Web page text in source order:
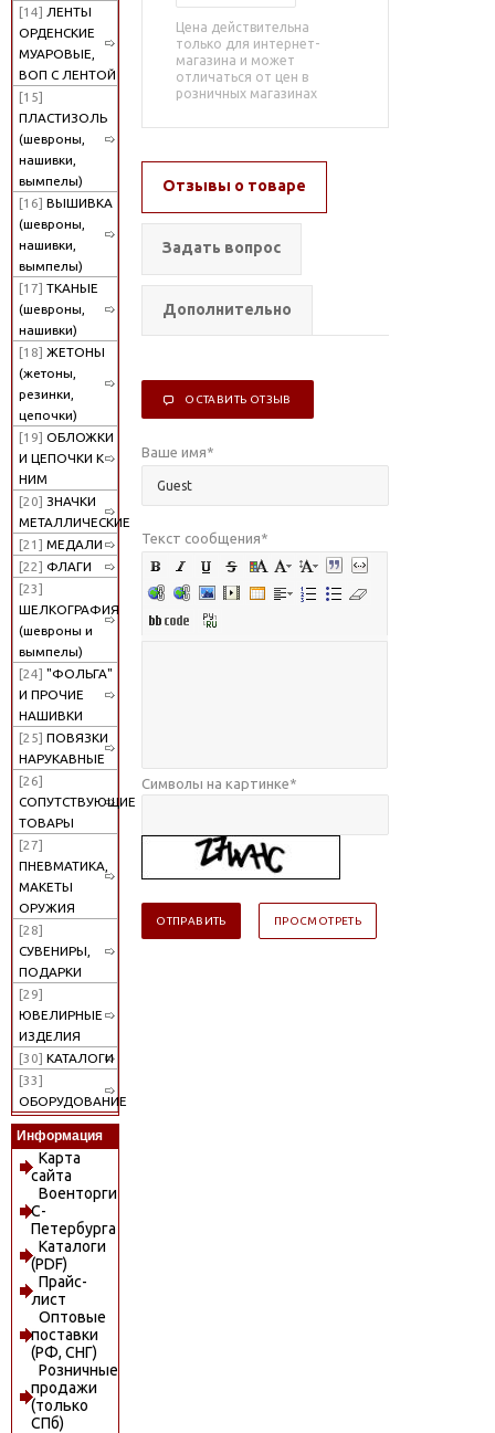
[14] ЛЕНТЫ
ОРДЕНСКИЕ
МУАРОВЫЕ,
ВОП С ЛЕНТОЙ
[15]
ПЛАСТИЗОЛЬ
(шевроны,
нашивки,
вымпелы)
[16] ВЫШИВКА
(шевроны,
нашивки,
вымпелы)
[17] ТКАНЫЕ
(шевроны,
нашивки)
[18] ЖЕТОНЫ
(жетоны,
резинки,
цепочки)
[19] ОБЛОЖКИ
И ЦЕПОЧКИ К
НИМ
[20] ЗНАЧКИ
МЕТАЛЛИЧЕСКИЕ
[21] МЕДАЛИ
[22] ФЛАГИ
[23]
ШЕЛКОГРАФИЯ
(шевроны и
вымпелы)
[24] "ФОЛЬГА"
И ПРОЧИЕ
НАШИВКИ
[25] ПОВЯЗКИ
НАРУКАВНЫЕ
[26]
СОПУТСТВУЮЩИЕ
ТОВАРЫ
[27]
ПНЕВМАТИКА,
МАКЕТЫ
ОРУЖИЯ
[28]
СУВЕНИРЫ,
ПОДАРКИ
[29]
ЮВЕЛИРНЫЕ
ИЗДЕЛИЯ
[30] КАТАЛОГИ
[33]
ОБОРУДОВАНИЕ
Информация
Карта
сайта
Военторги
С-
Петербурга
Каталоги
(PDF)
Прайс-
лист
Оптовые
поставки
(РФ, СНГ)
Розничные
продажи
(только
СПб)
Цена действительна
только для интернет-
магазина и может
отличаться от цен в
розничных магазинах
Отзывы о товаре
Задать вопрос
Дополнительно
ОСТАВИТЬ ОТЗЫВ
Ваше имя*
Текст сообщения*
Символы на картинке*